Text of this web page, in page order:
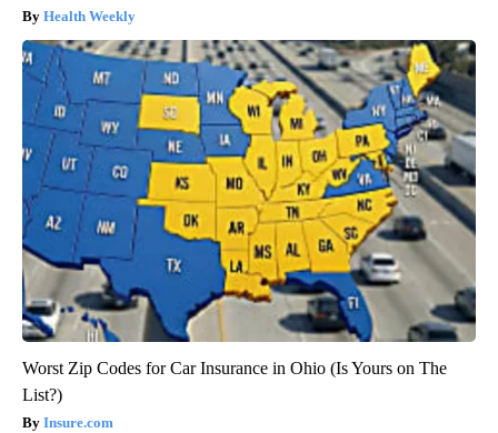
Health Weekly
Worst Zip Codes for Car Insurance in Ohio (Is Yours on The
List?)
Insure.com